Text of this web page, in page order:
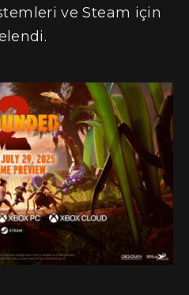
ve Steam için